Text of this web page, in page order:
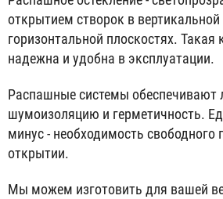
открытием створок в вертикальной
горизонтальной плоскостях. Такая
надежна и удобна в эксплуатации.
Распашные системы обеспечивают
шумоизоляцию и герметичность.
минус - необходимость свободного
открытии.
Мы можем изготовить для вашей